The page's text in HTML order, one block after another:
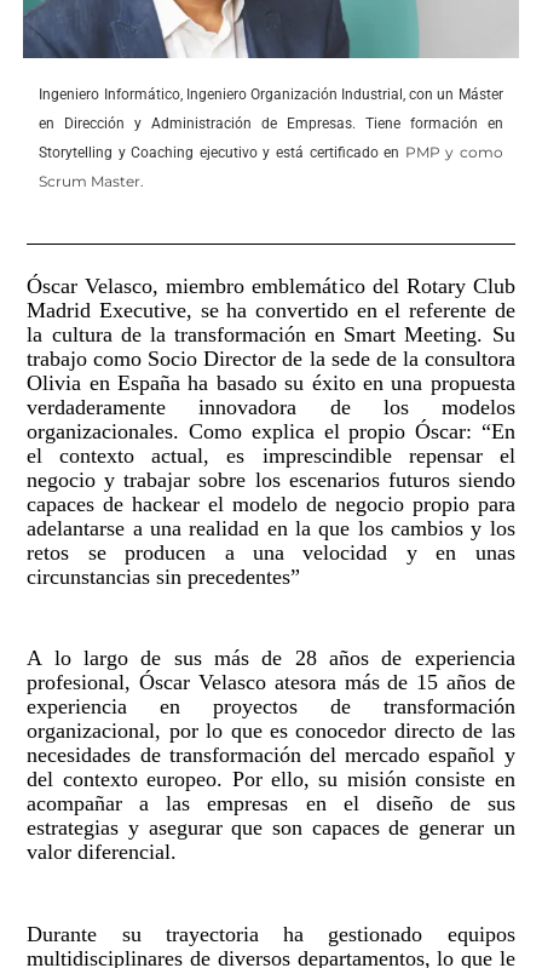
Ingeniero Informático, Ingeniero Organización Industrial, con un Máster
en Dirección y Administración de Empresas. Tiene formación en
Storytelling y Coaching ejecutivo y está certificado en PMP y como
Scrum Master.
Óscar Velasco, miembro emblemático del Rotary Club
Madrid Executive, se ha convertido en el referente de
la cultura de la transformación en Smart Meeting. Su
trabajo como Socio Director de la sede de la consultora
Olivia en España ha basado su éxito en una propuesta
verdaderamente innovadora de los modelos
organizacionales. Como explica el propio Óscar: “En
el contexto actual, es imprescindible repensar el
negocio y trabajar sobre los escenarios futuros siendo
capaces de hackear el modelo de negocio propio para
adelantarse a una realidad en la que los cambios y los
retos se producen a una velocidad y en unas
circunstancias sin precedentes”
A lo largo de sus más de 28 años de experiencia
profesional, Óscar Velasco atesora más de 15 años de
experiencia en proyectos de transformación
organizacional, por lo que es conocedor directo de las
necesidades de transformación del mercado español y
del contexto europeo. Por ello, su misión consiste en
acompañar a las empresas en el diseño de sus
estrategias y asegurar que son capaces de generar un
valor diferencial.
Durante su trayectoria ha gestionado equipos
multidisciplinares de diversos departamentos, lo que le